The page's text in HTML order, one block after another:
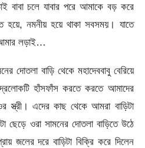
চলে যাবার পরে আমাকে বড় করে
হয়ে, নমনীয় হয়ে থাকা সবসময়। যাতে
লড়াই…
দোতলা বাড়ি থেকে মহাদেববাবু বেরিয়ে
হাঁসফাঁস করতে করতে আমাদের
এদের কাছ থেকে আমরা বাড়িটা
ছেড়ে ওরা সামনের দোতলা বাড়িতে উঠে
জলের দরে বাড়িটা বিক্রি করে দিলেন